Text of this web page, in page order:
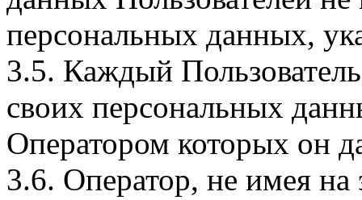
персональных данных,
3.5. Каждый
своих персональных
Оператором которых он
3.6. Оператор, не имея